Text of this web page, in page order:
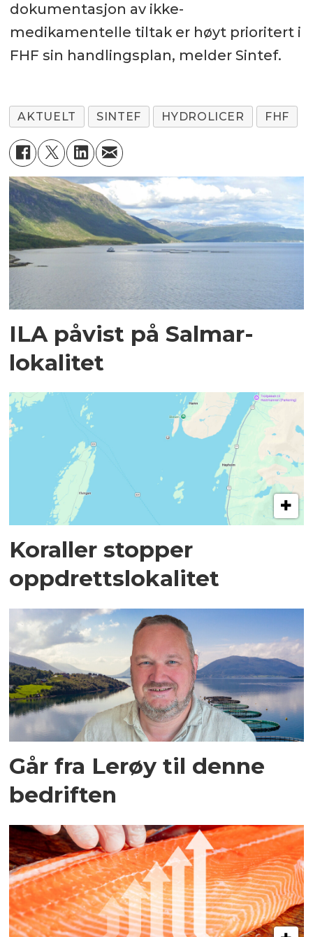
dokumentasjon av ikke-
medikamentelle tiltak er høyt prioritert i
FHF sin handlingsplan, melder Sintef.
AKTUELT SINTEF HYDROLICER FHF
ILA påvist på Salmar-
lokalitet
Koraller stopper
oppdrettslokalitet
Går fra Lerøy til denne
bedriften